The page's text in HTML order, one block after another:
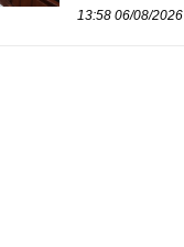
13:58 06/08/2026